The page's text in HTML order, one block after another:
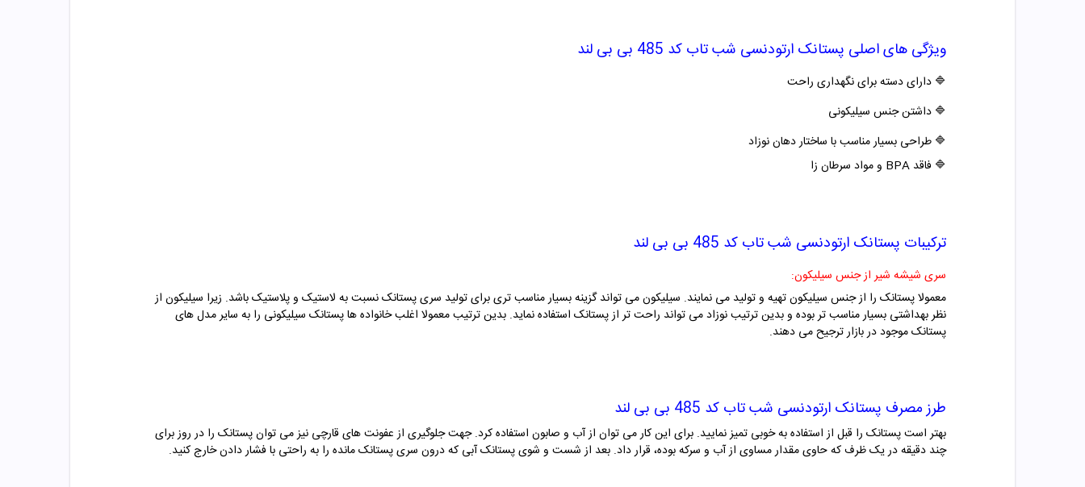
ویژگی های اصلی پستانک ارتودنسی شب تاب کد 485 بی بی لند
🔷 دارای دسته برای نگهداری راحت
🔷 داشتن جنس سیلیکونی
🔷 طراحی بسیار مناسب با ساختار دهان نوزاد
🔷 فاقد BPA و مواد سرطان زا
ترکیبات پستانک ارتودنسی شب تاب کد 485 بی بی لند
سری شیشه شیر از جنس سیلیکون:
معمولا پستانک را از جنس سیلیکون تهیه و تولید می نمایند. سیلیکون می تواند گزینه بسیار مناسب تری برای تولید سری پستانک نسبت به لاستیک و پلاستیک باشد. زیرا سیلیکون از
نظر بهداشتی بسیار مناسب تر بوده و بدین ترتیب نوزاد می تواند راحت تر از پستانک استفاده نماید. بدین ترتیب معمولا اغلب خانواده ها پستانک سیلیکونی را به سایر مدل های
پستانک موجود در بازار ترجیح می دهند.
طرز مصرف پستانک ارتودنسی شب تاب کد 485 بی بی لند
بهتر است پستانک را قبل از استفاده به خوبی تمیز نمایید. برای این کار می توان از آب و صابون استفاده کرد. جهت جلوگیری از عفونت های قارچی نیز می توان پستانک را در روز برای
چند دقیقه در یک ظرف که حاوی مقدار مساوی از آب و سرکه بوده، قرار داد. بعد از شست و شوی پستانک آبی که درون سری پستانک مانده را به راحتی با فشار دادن خارج کنید.